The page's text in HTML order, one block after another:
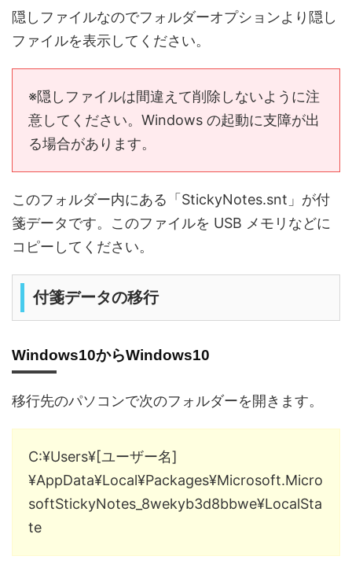
隠しファイルなのでフォルダーオプションより隠し
ファイルを表示してください。
※隠しファイルは間違えて削除しないように注
意してください。Windows の起動に支障が出
る場合があります。
このフォルダー内にある「StickyNotes.snt」が付
箋データです。このファイルを USB メモリなどに
コピーしてください。
付箋データの移行
Windows10からWindows10
移行先のパソコンで次のフォルダーを開きます。
C:¥Users¥[ユーザー名]
¥AppData¥Local¥Packages¥Microsoft.Micro
softStickyNotes_8wekyb3d8bbwe¥LocalSta
te